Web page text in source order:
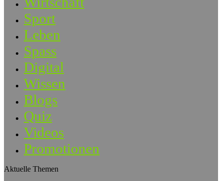
Sport
Leben
Spass
Digital
Wissen
Blogs
Quiz
Videos
Promotionen
Aktuelle Themen